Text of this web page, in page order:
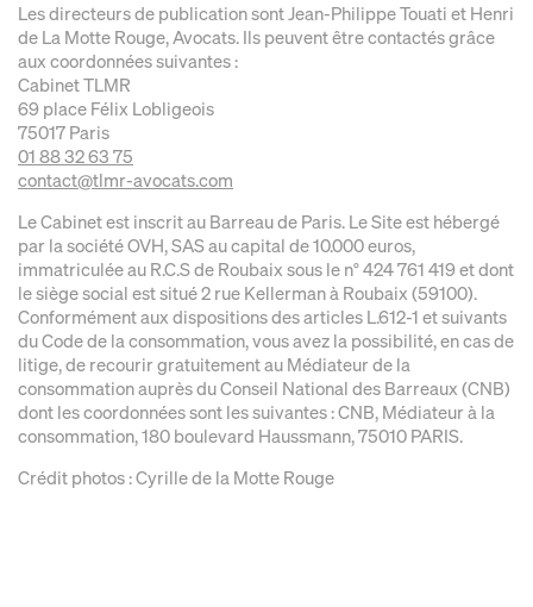
Les directeurs de publication sont Jean-Philippe Touati et Henri
de La Motte Rouge, Avocats. Ils peuvent être contactés grâce
aux coordonnées suivantes :
Cabinet TLMR
69 place Félix Lobligeois
75017 Paris
01 88 32 63 75
contact@tlmr-avocats.com
Le Cabinet est inscrit au Barreau de Paris. Le Site est hébergé
par la société OVH, SAS au capital de 10.000 euros,
immatriculée au R.C.S de Roubaix sous le n° 424 761 419 et dont
le siège social est situé 2 rue Kellerman à Roubaix (59100).
Conformément aux dispositions des articles L.612-1 et suivants
du Code de la consommation, vous avez la possibilité, en cas de
litige, de recourir gratuitement au Médiateur de la
consommation auprès du Conseil National des Barreaux (CNB)
dont les coordonnées sont les suivantes : CNB, Médiateur à la
consommation, 180 boulevard Haussmann, 75010 PARIS.
Crédit photos : Cyrille de la Motte Rouge